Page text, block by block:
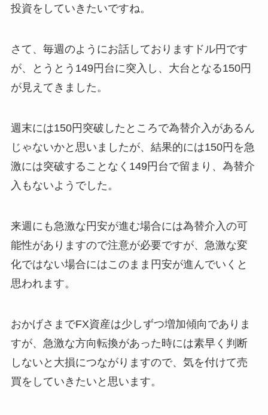
投資をしていきたいですね。
さて、毎週のようにお話しておりますドル円です
が、とうとう149円台に突入し、大台となる150円
が見えてきました。
週末には150円突破したところで為替介入があるん
じゃないかと思いましたが、結果的には150円を急
激には突破することなく149円台で留まり、為替介
入もないようでした。
来週にも急激な円安が進む場合には為替介入の可
能性がありますので注意が必要ですが、急激な変
化ではない場合にはこのまま円安が進んでいくと
思われます。
おかげさまでFX資産は少しずつ増加傾向でありま
すが、急激な方向転換があった時には素早く判断
しないと大損につながりますので、気を付けて売
買をしていきたいと思います。